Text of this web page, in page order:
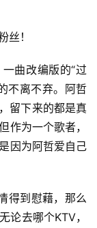
丝！
曲改编版的“过
不离不弃。阿哲
留下来的都是真
作为一个歌者，
因为阿哲爱自己
得到慰藉，那么
论去哪个KTV，